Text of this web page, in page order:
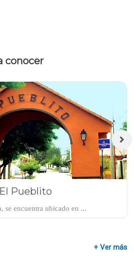
conocer
El Pueblito
se encuentra ubicado en ...
+ Ver más